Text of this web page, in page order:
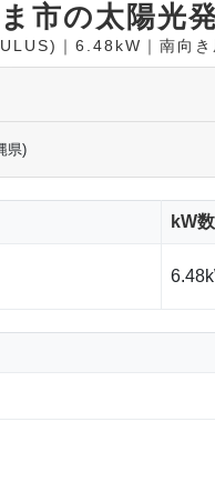
市の太陽光
｜6.48kW｜南向き
県)
kW数